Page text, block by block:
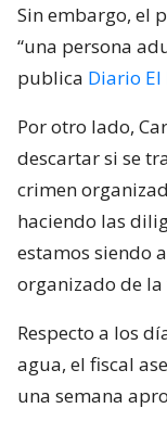
Sin embargo, el
“una persona
publica Diario El
Por otro lado,
descartar si se
crimen
haciendo las
estamos siendo
organizado de la
Respecto a los
agua, el fiscal
una semana